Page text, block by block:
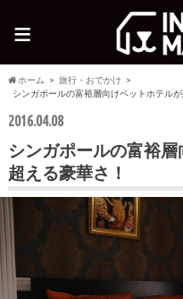
≡
ホーム
旅行・おでかけ
シンガポールの富裕層向けペットホテル
2016.04.08
シンガポールの富裕
超える豪華さ！